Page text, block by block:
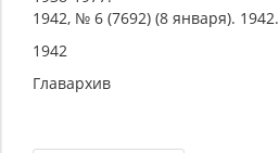
1942, № 6 (7692) (8 января). 1942.
1942
Главархив